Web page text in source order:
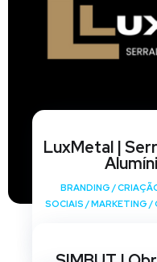
LuxMetal |
BRANDING /
SOCIAIS /MARKETING /